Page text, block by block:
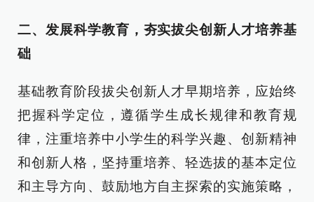
二、发展科学教育，夯实拔尖创新人才培养基
础
基础教育阶段拔尖创新人才早期培养，应始终
把握科学定位，遵循学生成长规律和教育规
律，注重培养中小学生的科学兴趣、创新精神
和创新人格，坚持重培养、轻选拔的基本定位
和主导方向、鼓励地方自主探索的实施策略，